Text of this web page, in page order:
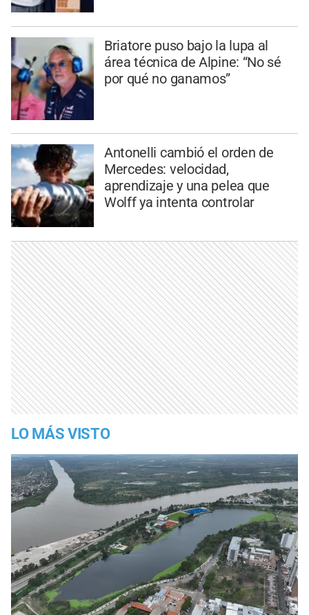
Briatore puso bajo la lupa al
área técnica de Alpine: “No sé
por qué no ganamos”
Antonelli cambió el orden de
Mercedes: velocidad,
aprendizaje y una pelea que
Wolff ya intenta controlar
LO MÁS VISTO